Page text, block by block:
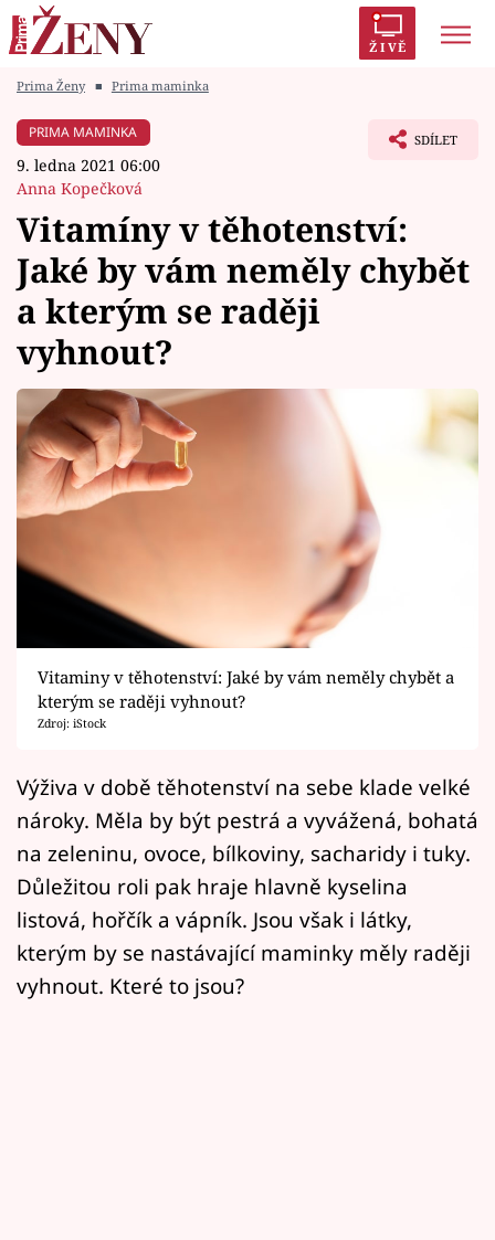
ŽIVĚ
Módní alarm
Zrádci
Témata
Celebrity
Vztahy
Seriály
Horoskopy
Filmový festival Karlovy Vary
Mámy sobě
Přihlášení
Sledujte nás
Prima Ženy ■ Prima maminka
PRIMA MAMINKA
9. ledna 2021 06:00
Anna Kopečková
SDÍLET
Vitamíny v těhotenství:
Jaké by vám neměly chybět
a kterým se raději
vyhnout?
Vitaminy v těhotenství: Jaké by vám neměly chybět a
kterým se raději vyhnout?
Zdroj: iStock
Výživa v době těhotenství na sebe klade velké
nároky. Měla by být pestrá a vyvážená, bohatá
na zeleninu, ovoce, bílkoviny, sacharidy i tuky.
Důležitou roli pak hraje hlavně kyselina
listová, hořčík a vápník. Jsou však i látky,
kterým by se nastávající maminky měly raději
vyhnout. Které to jsou?